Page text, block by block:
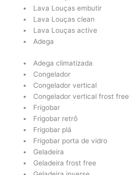
Lava Louças embutir
Lava Louças clean
Lava Louças active
Adega
Adega climatizada
Congelador
Congelador vertical
Congelador vertical frost free
Frigobar
Frigobar retrô
Frigobar plá
Frigobar porta de vidro
Geladeira
Geladeira frost free